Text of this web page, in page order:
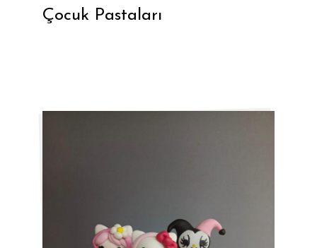
Çocuk Pastaları